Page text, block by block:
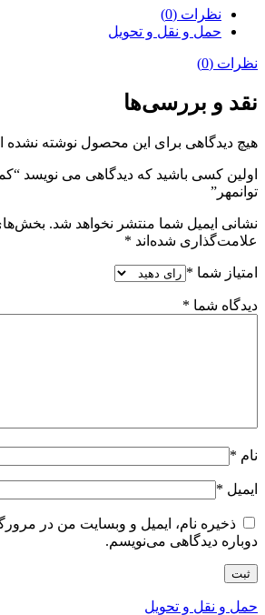
نظرات (0)
حمل و نقل و تحویل
نظرات (0)
نقد و بررسی‌ها
هیچ دیدگاهی برای این محصول نوشته
اولین کسی باشید که دیدگاهی می نویسد
توانمهر”
نشانی ایمیل شما منتشر نخواهد شد.
علامت‌گذاری شده‌اند *
امتیاز شما *
دیدگاه شما *
نام *
ایمیل *
ذخیره نام، ایمیل و وبسایت من در
دوباره دیدگاهی می‌نویسم.
حمل و نقل و تحویل